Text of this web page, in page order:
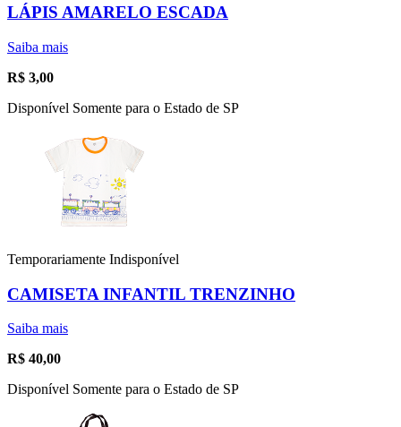
LÁPIS AMARELO ESCADA
Saiba mais
R$ 3,00
Disponível Somente para o Estado de SP
Temporariamente Indisponível
CAMISETA INFANTIL TRENZINHO
Saiba mais
R$ 40,00
Disponível Somente para o Estado de SP